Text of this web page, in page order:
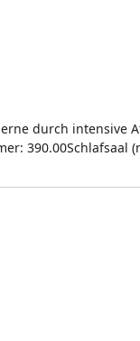
durch intensive
390.00Schlafsaal